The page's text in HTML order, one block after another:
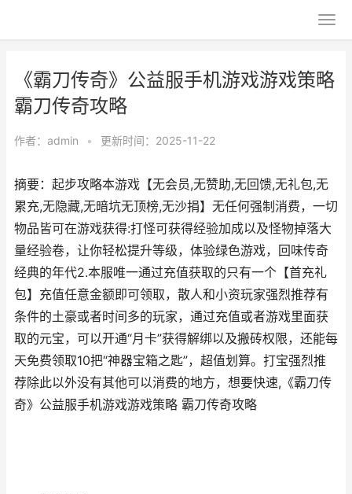
《霸刀传奇》公益服手机游戏游戏策略
霸刀传奇攻略
作者： admin • 更新时间：2025-11-22
摘要：起步攻略本游戏【无会员,无赞助,无回馈,无礼包,无
累充,无隐藏,无暗坑无顶榜,无沙捐】无任何强制消费，一切
物品皆可在游戏获得:打怪可获得经验加成以及怪物掉落大
量经验卷，让你轻松提升等级，体验绿色游戏，回味传奇
经典的年代2.本服唯一通过充值获取的只有一个【首充礼
包】充值任意金额即可领取，散人和小资玩家强烈推荐有
条件的土豪或者时间多的玩家，通过充值或者游戏里面获
取的元宝，可以开通“月卡”获得解绑以及搬砖权限，还能每
天免费领取10把“神器宝箱之匙”，超值划算。打宝强烈推
荐除此以外没有其他可以消费的地方，想要快速,《霸刀传
奇》公益服手机游戏游戏策略 霸刀传奇攻略